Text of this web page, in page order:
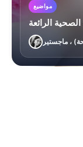
مواضيع
الصحية الرائعة
، ماجستير